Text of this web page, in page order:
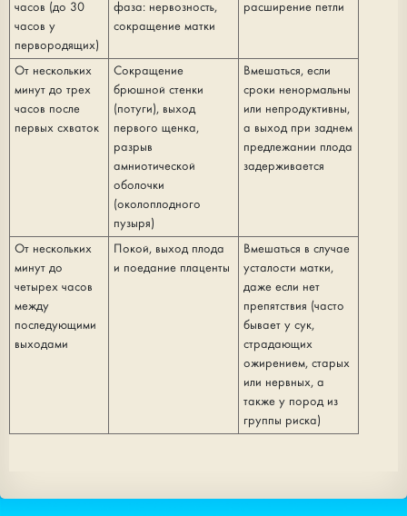
часов (до 30
часов у
первородящих)
фаза: нервозность,
сокращение матки
расширение петли
От нескольких
минут до трех
часов после
первых схваток
Сокращение
брюшной стенки
(потуги), выход
первого щенка,
разрыв
амниотической
оболочки
(околоплодного
пузыря)
Вмешаться, если
сроки ненормальны
или непродуктивны,
а выход при заднем
предлежании плода
задерживается
От нескольких
минут до
четырех часов
между
последующими
выходами
Покой, выход плода
и поедание плаценты
Вмешаться в случае
усталости матки,
даже если нет
препятствия (часто
бывает у сук,
страдающих
ожирением, старых
или нервных, а
также у пород из
группы риска)